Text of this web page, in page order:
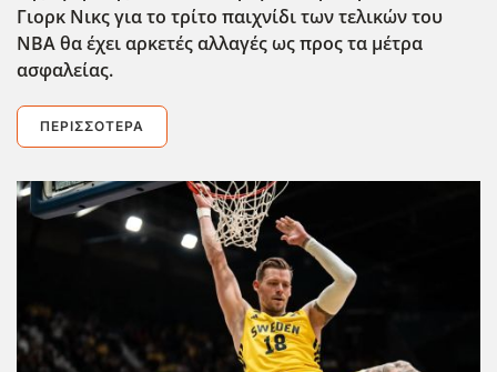
Γιορκ Νικς για το τρίτο παιχνίδι των τελικών του
ΝΒΑ θα έχει αρκετές αλλαγές ως προς τα μέτρα
ασφαλείας.
ΠΕΡΙΣΣΌΤΕΡΑ